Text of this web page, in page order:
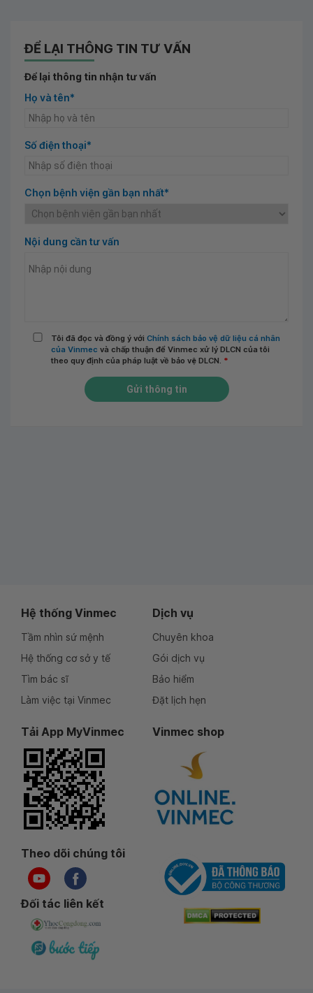
ĐỂ LẠI THÔNG TIN TƯ VẤN
Để lại thông tin nhận tư vấn
Họ và tên*
Số điện thoại*
Chọn bệnh viện gần bạn nhất*
Nội dung cần tư vấn
Tôi đã đọc và đồng ý với Chính sách bảo vệ dữ liệu cá nhân
của Vinmec và chấp thuận để Vinmec xử lý DLCN của tôi
theo quy định của pháp luật về bảo vệ DLCN. *
Gửi thông tin
Hệ thống Vinmec
Tầm nhìn sứ mệnh
Hệ thống cơ sở y tế
Tìm bác sĩ
Làm việc tại Vinmec
Dịch vụ
Chuyên khoa
Gói dịch vụ
Bảo hiểm
Đặt lịch hẹn
Tải App MyVinmec Vinmec shop
Theo dõi chúng tôi
Đối tác liên kết